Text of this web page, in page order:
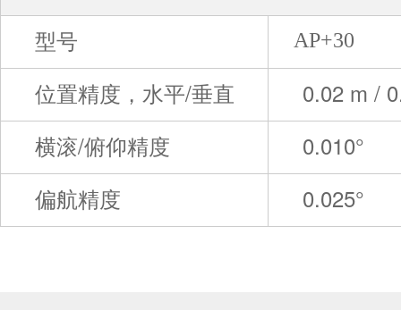
型号 AP+30
位置精度，水平/垂直
0.02 m /
横滚/俯仰精度
0.010°
偏航精度
0.025°